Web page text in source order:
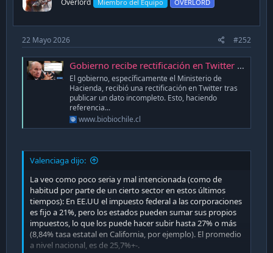
Overlord Miembro del Equipo OVERLORD
22 Mayo 2026 #252
Gobierno recibe rectificación en Twitter por divulgar dato incompleto sobre impuestos en EEUU y Chile
El gobierno, específicamente el Ministerio de
Hacienda, recibió una rectificación en Twitter tras
publicar un dato incompleto. Esto, haciendo
referencia...
www.biobiochile.cl
Valenciaga dijo:
La veo como poco seria y mal intencionada (como de
habitud por parte de un cierto sector en estos últimos
tiempos): En EE.UU el impuesto federal a las corporaciones
es fijo a 21%, pero los estados pueden sumar sus propios
impuestos, lo que los puede hacer subir hasta 27% o más
(8,84% tasa estatal en California, por ejemplo). El promedio
a nivel nacional, es de 25,7%+-.